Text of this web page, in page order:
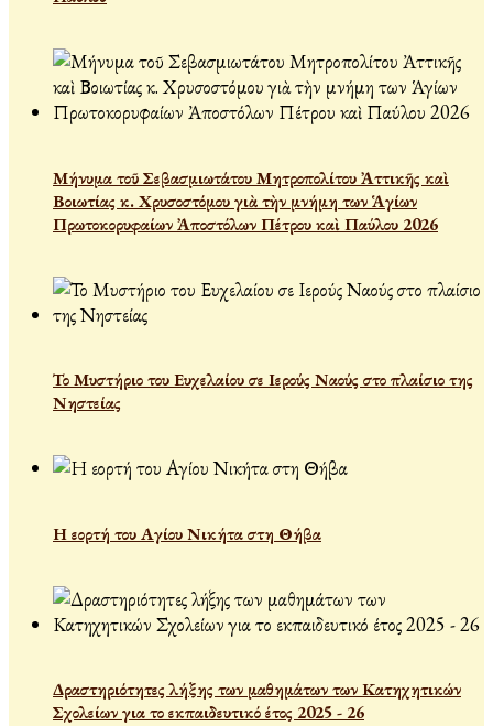
Μήνυμα τοῦ Σεβασμιωτάτου Μητροπολίτου Ἀττικῆς καὶ
Βοιωτίας κ. Χρυσοστόμου γιὰ τὴν μνήμη των Ἁγίων
Πρωτοκορυφαίων Ἀποστόλων Πέτρου καὶ Παύλου 2026
Το Μυστήριο του Ευχελαίου σε Ιερούς Ναούς στο πλαίσιο της
Νηστείας
Η εορτή του Αγίου Νικήτα στη Θήβα
Δραστηριότητες λήξης των μαθημάτων των Κατηχητικών
Σχολείων για το εκπαιδευτικό έτος 2025 - 26